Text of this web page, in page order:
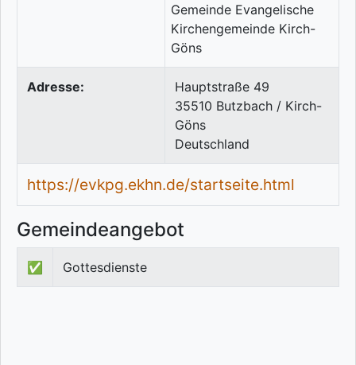
Adresse:
Hauptstraße 49
35510 Butzbach / Kirch-
Göns
Deutschland
https://evkpg.ekhn.de/startseite.html
Gemeindeangebot
✅ Gottesdienste